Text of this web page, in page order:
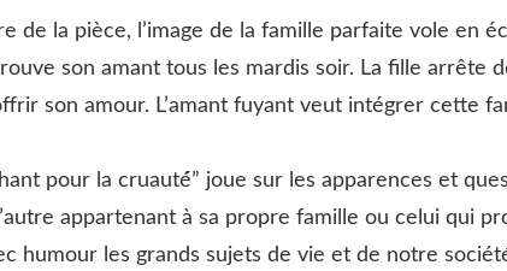
de la pièce, l’image de la famille parfaite vole en
son amant tous les mardis soir. La fille arrête
son amour. L’amant fuyant veut intégrer cette
pour la cruauté́” joue sur les apparences et
l’autre appartenant à sa propre famille ou celui qui
humour les grands sujets de vie et de notre